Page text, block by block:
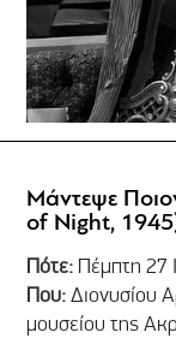
Μάντεψε
of Night,
Πότε: Πέμπτη 27
Που:Διονυσίου
μουσείου της